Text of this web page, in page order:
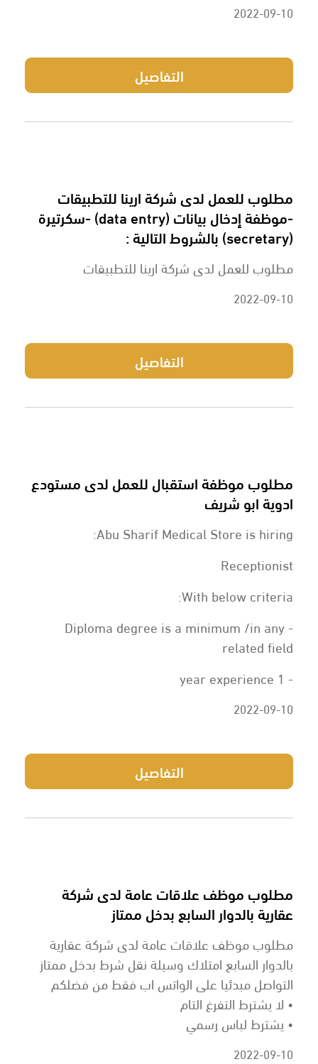
2022-09-10
التفاصيل
مطلوب للعمل لدى شركة ارينا للتطبيقات
-موظفة إدخال بيانات (data entry) -سكرتيرة
(secretary) بالشروط التالية :
مطلوب للعمل لدى شركة ارينا للتطبيقات
2022-09-10
التفاصيل
مطلوب موظفة استقبال للعمل لدى مستودع
ادوية ابو شريف
Abu Sharif Medical Store is hiring:
Receptionist
With below criteria:
- Diploma degree is a minimum /in any
related field
- 1 year experience
2022-09-10
التفاصيل
مطلوب موظف علاقات عامة لدى شركة
عقارية بالدوار السابع بدخل ممتاز
مطلوب موظف علاقات عامة لدى شركة عقارية
بالدوار السابع امتلاك وسيلة نقل شرط بدخل ممتاز
التواصل مبدئيا على الواتس اب فقط من فضلكم
• لا يشترط التفرغ التام
• يشترط لباس رسمي
2022-09-10